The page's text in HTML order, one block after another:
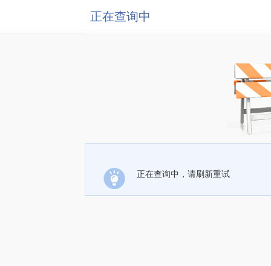
正在查询中
正在查询中，请刷新重试